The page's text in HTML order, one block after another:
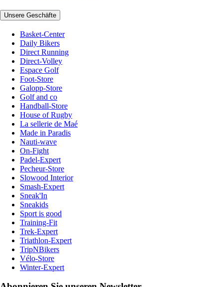
Unsere Geschäfte
Basket-Center
Daily Bikers
Direct Running
Direct-Volley
Espace Golf
Foot-Store
Galopp-Store
Golf and co
Handball-Store
House of Rugby
La sellerie de Maé
Made in Paradis
Nauti-wave
On-Fight
Padel-Expert
Pecheur-Store
Slowood Interior
Smash-Expert
Sneak'In
Sneakids
Sport is good
Training-Fit
Trek-Expert
Triathlon-Expert
TripNBikers
Vélo-Store
Winter-Expert